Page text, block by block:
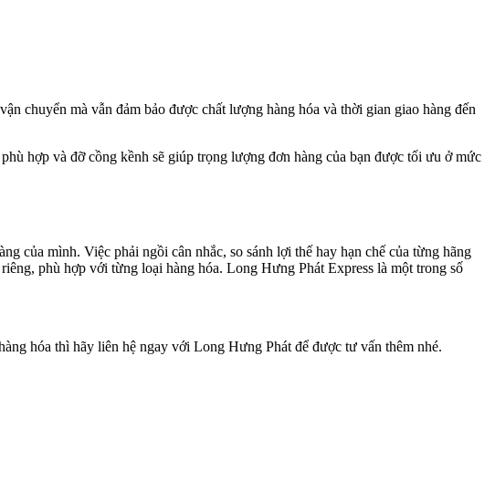
chuyển mà vẫn đảm bảo được chất lượng hàng hóa và thời gian giao hàng đến
hợp và đỡ cồng kềnh sẽ giúp trọng lượng đơn hàng của bạn được tối ưu ở mức
của mình. Việc phải ngồi cân nhắc, so sánh lợi thế hay hạn chế của từng hãng
phù hợp với từng loại hàng hóa. Long Hưng Phát Express là một trong số
hóa thì hãy liên hệ ngay với Long Hưng Phát để được tư vấn thêm nhé.